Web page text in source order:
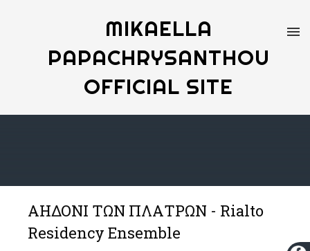
MIKAELLA
PAPACHRYSANTHOU
OFFICIAL SITE
ΑΗΔΟΝΙ ΤΩΝ ΠΛΑΤΡΩΝ - Rialto
Residency Ensemble